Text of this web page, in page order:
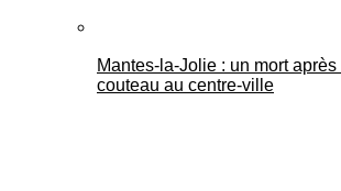
Mantes-la-Jolie : un mort
couteau au centre-ville